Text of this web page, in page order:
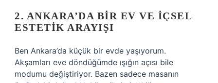
2. ANKARA’DA BIR EV VE İÇSEL
ESTETIK ARAYIŞI
Ben Ankara’da küçük bir evde yaşıyorum.
Akşamları eve döndüğümde ışığın açısı bile
modumu değiştiriyor. Bazen sadece masanın